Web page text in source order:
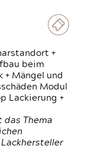
+
beim
+ Mängel und
Modul
Lackierung +
das Thema